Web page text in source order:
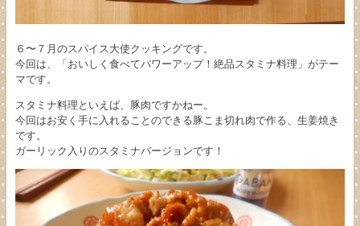
６〜７月のスパイス大使クッキングです。
今回は、「おいしく食べてパワーアップ！絶品スタミナ料理」がテー
マです。
スタミナ料理といえば、豚肉ですかねー。
今回はお安く手に入れることのできる豚こま切れ肉で作る、生姜焼き
です。
ガーリック入りのスタミナバージョンです！